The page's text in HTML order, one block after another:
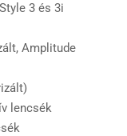
3 és 3i
Amplitude
lencsék